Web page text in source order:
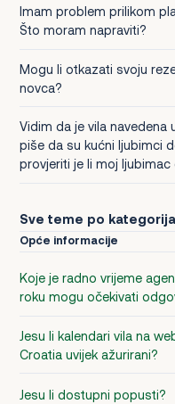
Imam problem prilikom
Što moram napraviti?
Mogu li otkazati svoju
novca?
Vidim da je vila navedena
piše da su kućni ljubimci
provjeriti je li moj
Sve teme po
Opće informacije
Koje je radno vrijeme
roku mogu očekivati
Jesu li kalendari vila na
Croatia uvijek ažurirani?
Jesu li dostupni popusti?